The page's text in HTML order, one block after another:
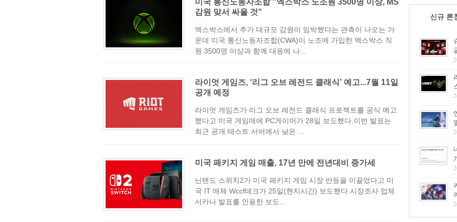
미국 통신노동자조합 "엑스박스 노조원 3500명 이상, MS
감원 맞서 싸울 것"
엑스박스에서 추가 대규모 감원이 임박했다는 관측이 나오는 가
운데 미국 통신노동자조합(CWA)이 노조에 가입한 엑스박스 직
원 3500명 이상과 함께 대응에 나...
라이엇 게임즈, ‘리그 오브 레전드 클래식’ 예고...7월 11일
공개 예정
라이엇 게임즈가 리그 오브 레전드 클래식 프로젝트를 공식 예고
했다고 미국 게임매에 PC게이머가 28일 보도했다.이번 발표는
최근 공개 테스트 서버에서 낮은 ...
미국 패키지 게임 매출, 17년 만에 전년대비 증가세
닌텐도 스위치2가 미국 패키지 게임 시장 반등을 이끌었다고 미
국 IT 매체 Wccf테크가 25일(현지시간) 보도했다.시장조사 업체
서카나 발표를 인용한 보도...
신규 론